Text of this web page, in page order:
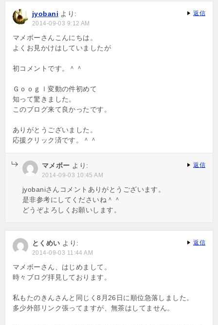
jyobani より:
2014-09-03 9:12 AM
マメボーさんこんにちは。
よくお見かけはしていましたが
初コメントです。＾＾
Ｇｏｏｇｌ変動の件初めて
知って驚きました。
このブログ来て良かったです。
ありがとうございました。
応援クリック済です。＾＾
返信
マメボー より:
2014-09-03 10:45 AM
jyobaniさんコメントありがとうございます。
是非参考にしてくださいね＾＾
どうぞよろしくお願いします。
返信
とくめい より:
2014-09-03 11:44 AM
マメボーさん、はじめまして。
時々ブログ拝見しております。
私もたのきんさんと同じく8月26日に順位急落しました。
多少外部リンク張ってますが、無茶はしてません。
返信